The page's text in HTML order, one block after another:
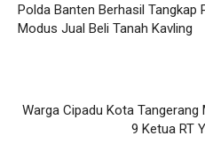
Polda Banten Berhasil Tangkap
Modus Jual Beli Tanah Kavling
Warga Cipadu Kota
9 Ketua RT